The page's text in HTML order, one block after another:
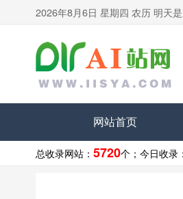
2026年8月6日 星期四 农历 明天
网站首页
总收录网站： 5720个； 今日收录：